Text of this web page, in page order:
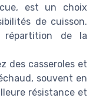
est un choix
de cuisson.
répartition de la
des casseroles et
souvent en
résistance et